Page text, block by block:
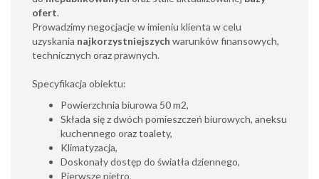
ofert.
Prowadzimy negocjacje w imieniu klienta w celu
uzyskania najkorzystniejszych warunków finansowych,
technicznych oraz prawnych.
Specyfikacja obiektu:
Powierzchnia biurowa 50 m2,
Składa się z dwóch pomieszczeń biurowych, aneksu
kuchennego oraz toalety,
Klimatyzacja,
Doskonały dostęp do światła dziennego,
Pierwsze piętro,